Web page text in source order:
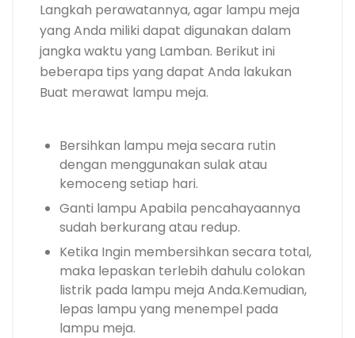
Langkah perawatannya, agar lampu meja
yang Anda miliki dapat digunakan dalam
jangka waktu yang Lamban. Berikut ini
beberapa tips yang dapat Anda lakukan
Buat merawat lampu meja.
Bersihkan lampu meja secara rutin
dengan menggunakan sulak atau
kemoceng setiap hari.
Ganti lampu Apabila pencahayaannya
sudah berkurang atau redup.
Ketika Ingin membersihkan secara total,
maka lepaskan terlebih dahulu colokan
listrik pada lampu meja Anda.Kemudian,
lepas lampu yang menempel pada
lampu meja.